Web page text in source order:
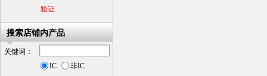
验证
搜索店铺内产品
关键词：
IC
非IC